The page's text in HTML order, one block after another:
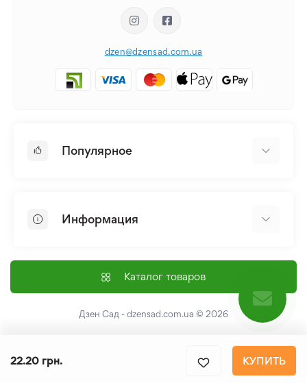
22.20 грн. КУПИТЬ
dzen@dzensad.com.ua
Популярное
Лилия
Семена
Информация
Доставка и оплата
Контакты
Политика конфеденциальности
Каталог товаров
Дзен Сад - dzensad.com.ua © 2026